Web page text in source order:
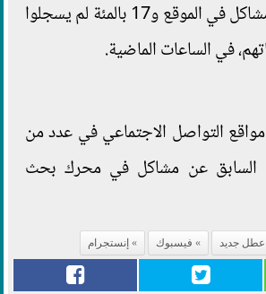
المستخدمين من مشاكل في الموقع و17 بالمئة لم يسجلوا
في الساعات الماضية.
التواصل الاجتماعي في عدد من
في السابق عن مشاكل في محرك بحث
عطل جديد فيسبوك إنستجرام